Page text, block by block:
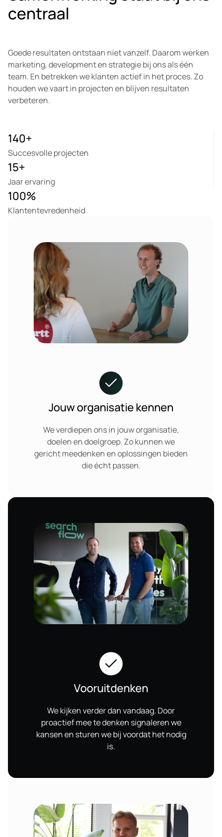
centraal
Goede resultaten ontstaan niet vanzelf. Daarom werken
marketing, development en strategie bij ons als één
team. En betrekken we klanten actief in het proces. Zo
houden we vaart in projecten en blijven resultaten
verbeteren.
Succesvolle projecten
140+
Jaar ervaring
15+
Klantentevredenheid
100%
Jouw organisatie kennen
We verdiepen ons in jouw organisatie,
doelen en doelgroep. Zo kunnen we
gericht meedenken en oplossingen bieden
die écht passen.
Vooruitdenken
We kijken verder dan vandaag. Door
proactief mee te denken signaleren we
kansen en sturen we bij voordat het nodig
is.